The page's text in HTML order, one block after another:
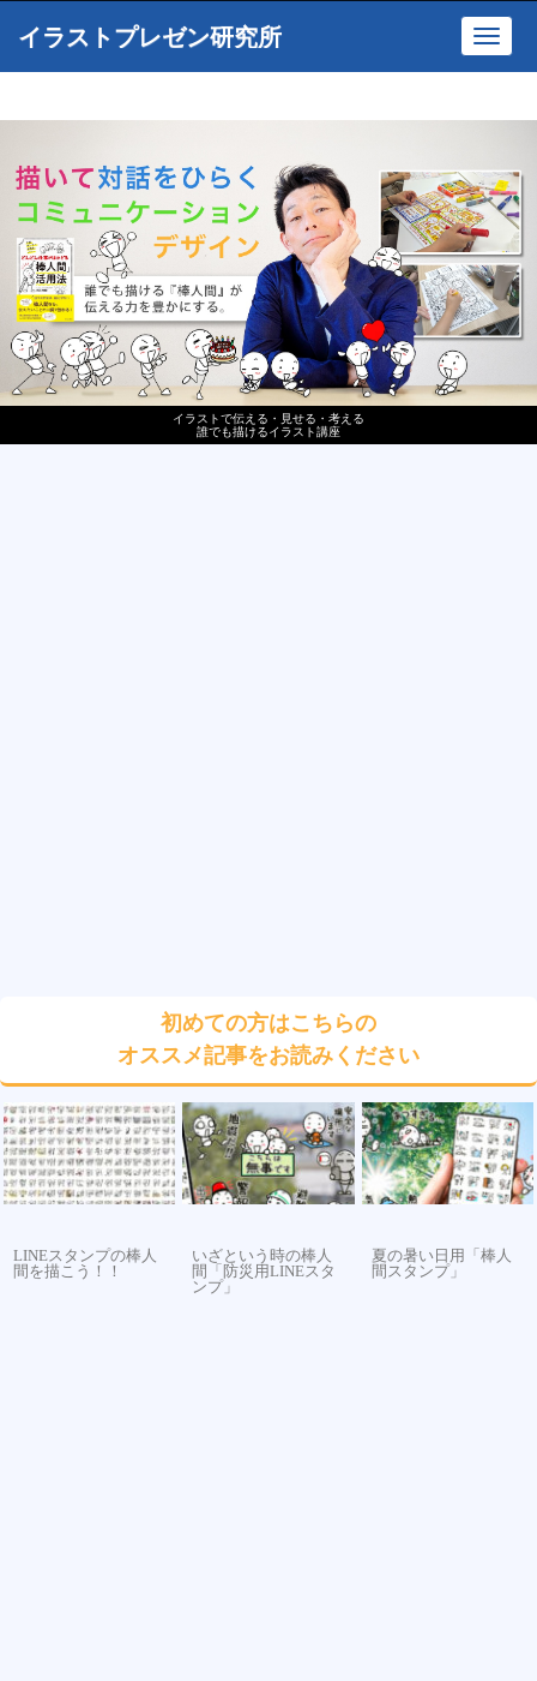
イラストで伝える・見せる・考える
誰でも描けるイラスト講座
イラストプレゼン研究所
初めての方はこちらの
オススメ記事をお読みください
LINEスタンプの棒人
間を描こう！！
いざという時の棒人
間「防災用LINEスタ
ンプ」
夏の暑い日用「棒人
間スタンプ」